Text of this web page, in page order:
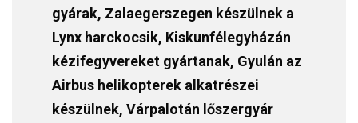
gyárak, Zalaegerszegen készülnek a
Lynx harckocsik, Kiskunfélegyházán
kézifegyvereket gyártanak, Gyulán az
Airbus helikopterek alkatrészei
készülnek, Várpalotán lőszergyár